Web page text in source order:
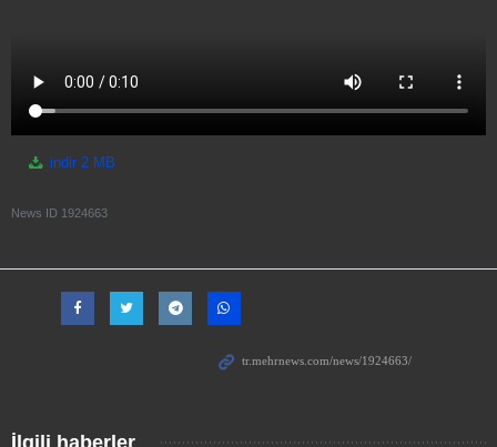
indir 2 MB
News ID 1924663